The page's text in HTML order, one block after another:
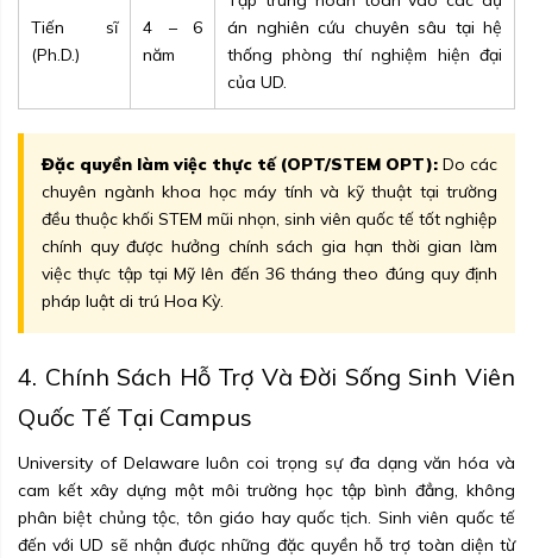
Tiến sĩ
(Ph.D.)
4 – 6
năm
án nghiên cứu chuyên sâu tại hệ
thống phòng thí nghiệm hiện đại
của UD.
Đặc quyền làm việc thực tế (OPT/STEM OPT): Do các
chuyên ngành khoa học máy tính và kỹ thuật tại trường
đều thuộc khối STEM mũi nhọn, sinh viên quốc tế tốt nghiệp
chính quy được hưởng chính sách gia hạn thời gian làm
việc thực tập tại Mỹ lên đến 36 tháng theo đúng quy định
pháp luật di trú Hoa Kỳ.
4. Chính Sách Hỗ Trợ Và Đời Sống Sinh Viên
Quốc Tế Tại Campus
University of Delaware luôn coi trọng sự đa dạng văn hóa và
cam kết xây dựng một môi trường học tập bình đẳng, không
phân biệt chủng tộc, tôn giáo hay quốc tịch. Sinh viên quốc tế
đến với UD sẽ nhận được những đặc quyền hỗ trợ toàn diện từ